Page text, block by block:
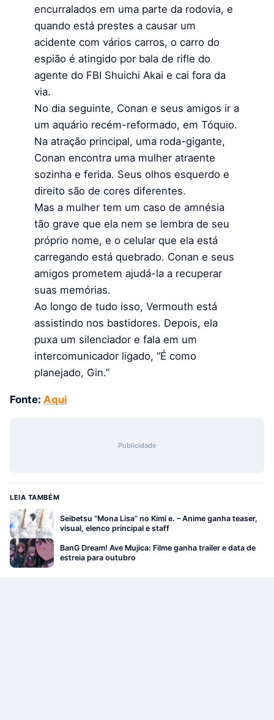
encurralados em uma parte da rodovia, e
quando está prestes a causar um
acidente com vários carros, o carro do
espião é atingido por bala de rifle do
agente do FBI Shuichi Akai e cai fora da
via.
No dia seguinte, Conan e seus amigos ir a
um aquário recém-reformado, em Tóquio.
Na atração principal, uma roda-gigante,
Conan encontra uma mulher atraente
sozinha e ferida. Seus olhos esquerdo e
direito são de cores diferentes.
Mas a mulher tem um caso de amnésia
tão grave que ela nem se lembra de seu
próprio nome, e o celular que ela está
carregando está quebrado. Conan e seus
amigos prometem ajudá-la a recuperar
suas memórias.
Ao longo de tudo isso, Vermouth está
assistindo nos bastidores. Depois, ela
puxa um silenciador e fala em um
intercomunicador ligado, “É como
planejado, Gin.”
Fonte: Aqui
Publicidade
LEIA TAMBÉM
Seibetsu “Mona Lisa” no Kimi e. – Anime ganha teaser,
visual, elenco principal e staff
BanG Dream! Ave Mujica: Filme ganha trailer e data de
estreia para outubro